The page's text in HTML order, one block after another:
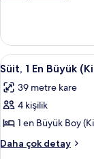
In
Shower)
için
tüm
fotoğrafları
görün
Yatak,
Engellilere
Uygun
In
Shower)
daha
fazla
detay
Süit,
1
En
Büyük
(King)
Boy
4
Süit, 1 En Büyük
39 metre kare
4 kişilik
1 en Büyük Boy
Daha çok detay
Süit,